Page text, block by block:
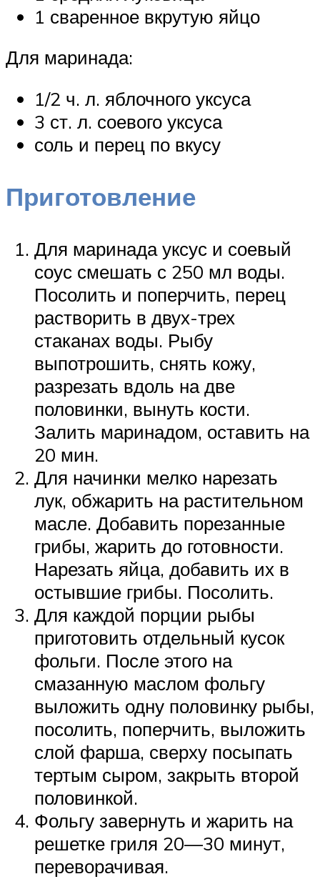
1 сваренное вкрутую яйцо
Для маринада:
1/2 ч. л. яблочного уксуса
3 ст. л. соевого уксуса
соль и перец по вкусу
Приготовление
Для маринада уксус и соевый
соус смешать с 250 мл воды.
Посолить и поперчить, перец
растворить в двух-трех
стаканах воды. Рыбу
выпотрошить, снять кожу,
разрезать вдоль на две
половинки, вынуть кости.
Залить маринадом, оставить на
20 мин.
Для начинки мелко нарезать
лук, обжарить на растительном
масле. Добавить порезанные
грибы, жарить до готовности.
Нарезать яйца, добавить их в
остывшие грибы. Посолить.
Для каждой порции рыбы
приготовить отдельный кусок
фольги. После этого на
смазанную маслом фольгу
выложить одну половинку рыбы,
посолить, поперчить, выложить
слой фарша, сверху посыпать
тертым сыром, закрыть второй
половинкой.
Фольгу завернуть и жарить на
решетке гриля 20—30 минут,
переворачивая.